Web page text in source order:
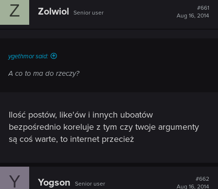
Z Zolwiol Senior user
#661
Aug 16, 2014
ygethmor said:
A co to ma do rzeczy?
Ilość postów, like'ów i innych uboatów
bezpośrednio koreluje z tym czy twoje argumenty
są coś warte, to internet przecież
Y Yogson Senior user
#662
Aug 16, 2014